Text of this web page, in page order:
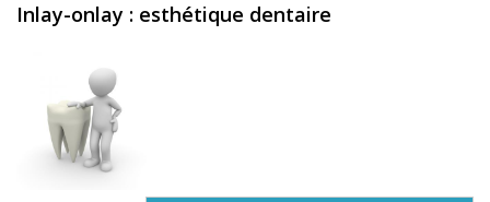
Inlay-onlay : esthétique dentaire